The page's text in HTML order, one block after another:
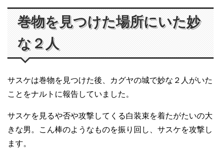
巻物を見つけた場所にいた妙
な２人
サスケは巻物を見つけた後、カグヤの城で妙な２人がいた
ことをナルトに報告していました。
サスケを見るや否や攻撃してくる白装束を着たがたいの大
きな男。こん棒のようなものを振り回し、サスケを攻撃し
ます。